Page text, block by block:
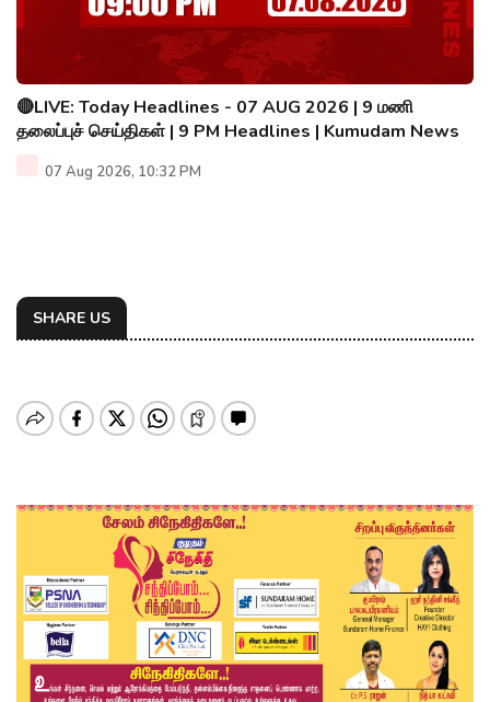
🔴LIVE: Today Headlines - 07 AUG 2026 | 9 மணி
தலைப்புச் செய்திகள் | 9 PM Headlines | Kumudam News
07 Aug 2026, 10:32 PM
SHARE US